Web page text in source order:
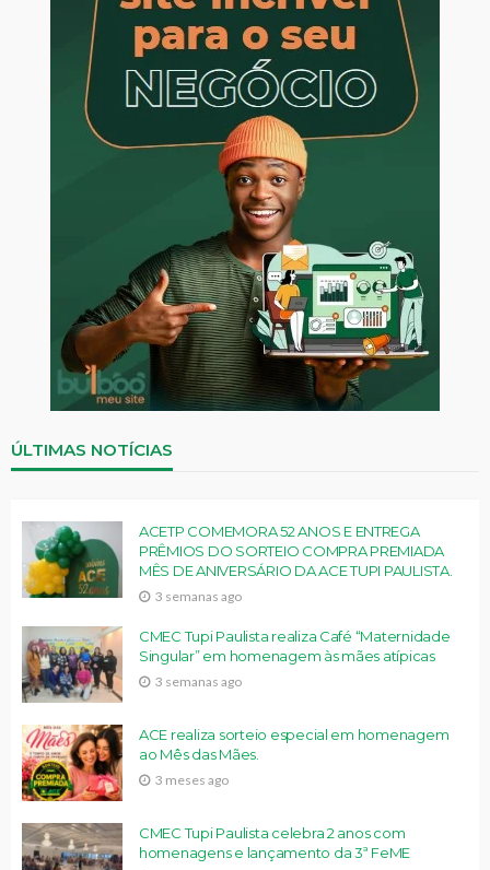
ÚLTIMAS NOTÍCIAS
ACETP COMEMORA 52 ANOS E ENTREGA
PRÊMIOS DO SORTEIO COMPRA PREMIADA
MÊS DE ANIVERSÁRIO DA ACE TUPI PAULISTA.
3 semanas ago
CMEC Tupi Paulista realiza Café “Maternidade
Singular” em homenagem às mães atípicas
3 semanas ago
ACE realiza sorteio especial em homenagem
ao Mês das Mães.
3 meses ago
CMEC Tupi Paulista celebra 2 anos com
homenagens e lançamento da 3ª FeME